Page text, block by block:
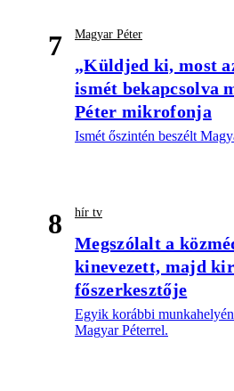
7 Magyar Péter
„Küldjed ki, most
ismét bekapcsolva
Péter mikrofonja
Ismét őszintén beszélt
8 hír tv
Megszólalt a
kinevezett, majd
főszerkesztője
Egyik korábbi
Magyar Péterrel.